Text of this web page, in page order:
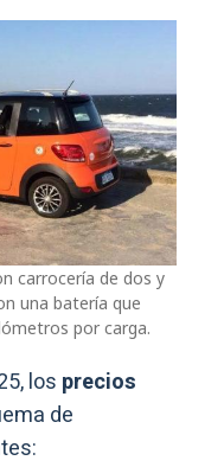
carrocería de dos y
una batería que
por carga.
los precios
de